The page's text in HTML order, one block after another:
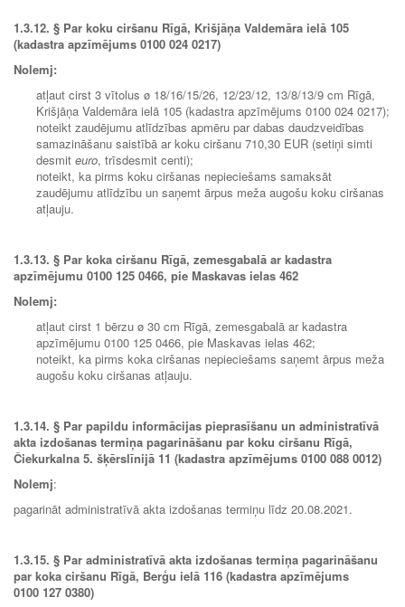
1.3.12. § Par koku ciršanu Rīgā, Krišjāņa Valdemāra ielā 105
(kadastra apzīmējums 0100 024 0217)
Nolemj:
atļaut cirst 3 vītolus ø 18/16/15/26, 12/23/12, 13/8/13/9 cm Rīgā,
Krišjāņa Valdemāra ielā 105 (kadastra apzīmējums 0100 024 0217);
noteikt zaudējumu atlīdzības apmēru par dabas daudzveidības
samazināšanu saistībā ar koku ciršanu 710,30 EUR (setiņi simti
desmit euro, trīsdesmit centi);
noteikt, ka pirms koku ciršanas nepieciešams samaksāt
zaudējumu atlīdzību un saņemt ārpus meža augošu koku ciršanas
atļauju.
1.3.13. § Par koka ciršanu Rīgā, zemesgabalā ar kadastra
apzīmējumu 0100 125 0466, pie Maskavas ielas 462
Nolemj:
atļaut cirst 1 bērzu ø 30 cm Rīgā, zemesgabalā ar kadastra
apzīmējumu 0100 125 0466, pie Maskavas ielas 462;
noteikt, ka pirms koka ciršanas nepieciešams saņemt ārpus meža
augošu koku ciršanas atļauju.
1.3.14. § Par papildu informācijas pieprasīšanu un administratīvā
akta izdošanas termiņa pagarināšanu par koku ciršanu Rīgā,
Čiekurkalna 5. šķērslīnijā 11 (kadastra apzīmējums 0100 088 0012)
Nolemj:
pagarināt administratīvā akta izdošanas termiņu līdz 20.08.2021.
1.3.15. § Par administratīvā akta izdošanas termiņa pagarināšanu
par koka ciršanu Rīgā, Berģu ielā 116 (kadastra apzīmējums
0100 127 0380)